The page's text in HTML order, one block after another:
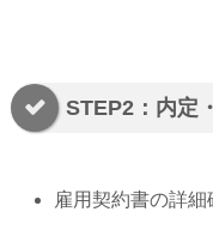
STEP2：内定
雇用契約書の詳細